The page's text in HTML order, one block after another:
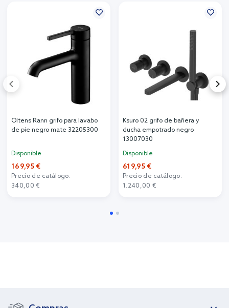
Oltens Rann grifo para lavabo
de pie negro mate 32205300
Disponible
169,95 €
Precio de catálogo:
340,00 €
Ksuro 02 grifo de bañera y
ducha empotrado negro
13007030
Disponible
619,95 €
Precio de catálogo:
1.240,00 €